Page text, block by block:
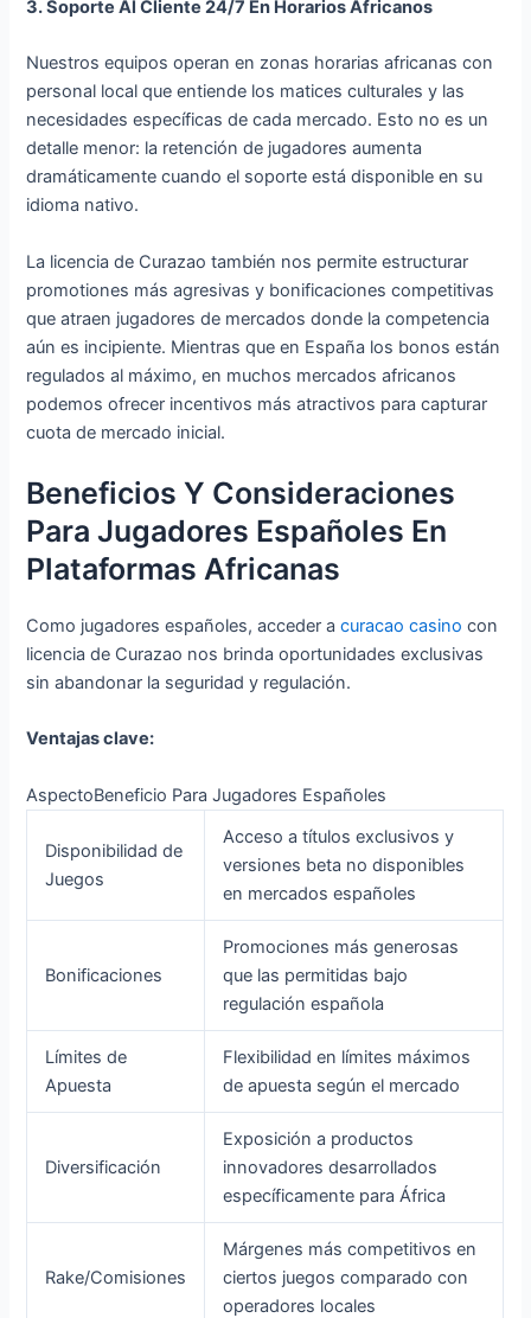
3. Soporte Al Cliente 24/7 En Horarios Africanos
Nuestros equipos operan en zonas horarias africanas con
personal local que entiende los matices culturales y las
necesidades específicas de cada mercado. Esto no es un
detalle menor: la retención de jugadores aumenta
dramáticamente cuando el soporte está disponible en su
idioma nativo.
La licencia de Curazao también nos permite estructurar
promotiones más agresivas y bonificaciones competitivas
que atraen jugadores de mercados donde la competencia
aún es incipiente. Mientras que en España los bonos están
regulados al máximo, en muchos mercados africanos
podemos ofrecer incentivos más atractivos para capturar
cuota de mercado inicial.
Beneficios Y Consideraciones
Para Jugadores Españoles En
Plataformas Africanas
Como jugadores españoles, acceder acuracao casino con
licencia de Curazao nos brinda oportunidades exclusivas
sin abandonar la seguridad y regulación.
Ventajas clave:
AspectoBeneficio Para Jugadores Españoles
Disponibilidad de
Juegos
Acceso a títulos exclusivos y
versiones beta no disponibles
en mercados españoles
Bonificaciones
Promociones más generosas
que las permitidas bajo
regulación española
Límites de
Apuesta
Flexibilidad en límites máximos
de apuesta según el mercado
Diversificación
Exposición a productos
innovadores desarrollados
específicamente para África
Rake/Comisiones
Márgenes más competitivos en
ciertos juegos comparado con
operadores locales